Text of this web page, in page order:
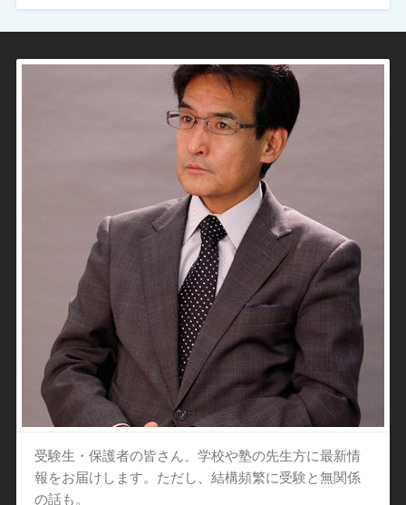
受験生・保護者の皆さん、学校や塾の先生方に最新情
報をお届けします。ただし、結構頻繁に受験と無関係
の話も。